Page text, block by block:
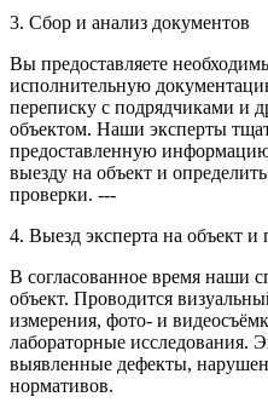
3. Сбор и анализ документов
Вы предоставляете
исполнительную
переписку с подрядчиками и
объектом. Наши эксперты
предоставленную
выезду на объект и
проверки. ---
4. Выезд эксперта на объект и
В согласованное время наши
объект. Проводится
измерения, фото- и
лабораторные исследования.
выявленные дефекты,
нормативов.